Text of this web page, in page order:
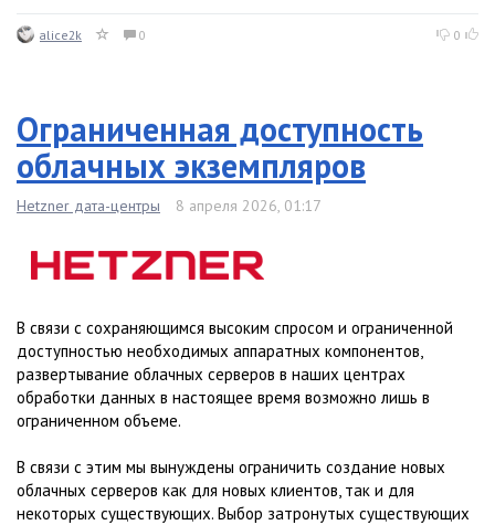
alice2k 0 0
Ограниченная доступность
облачных экземпляров
Hetzner дата-центры 8 апреля 2026, 01:17
В связи с сохраняющимся высоким спросом и ограниченной
доступностью необходимых аппаратных компонентов,
развертывание облачных серверов в наших центрах
обработки данных в настоящее время возможно лишь в
ограниченном объеме.
В связи с этим мы вынуждены ограничить создание новых
облачных серверов как для новых клиентов, так и для
некоторых существующих. Выбор затронутых существующих